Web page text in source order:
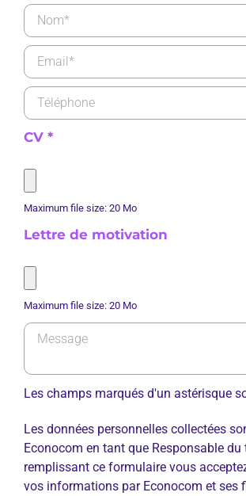
CV *
Maximum file size: 20 Mo
Lettre de motivation
Maximum file size: 20 Mo
Les champs marqués d'un astérisque
Les données personnelles collectées
Econocom en tant que Responsable du
remplissant ce formulaire vous
vos informations par Econocom et ses